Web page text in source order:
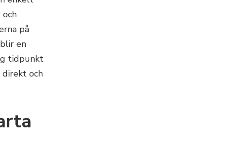
på
en
tidpunkt
och